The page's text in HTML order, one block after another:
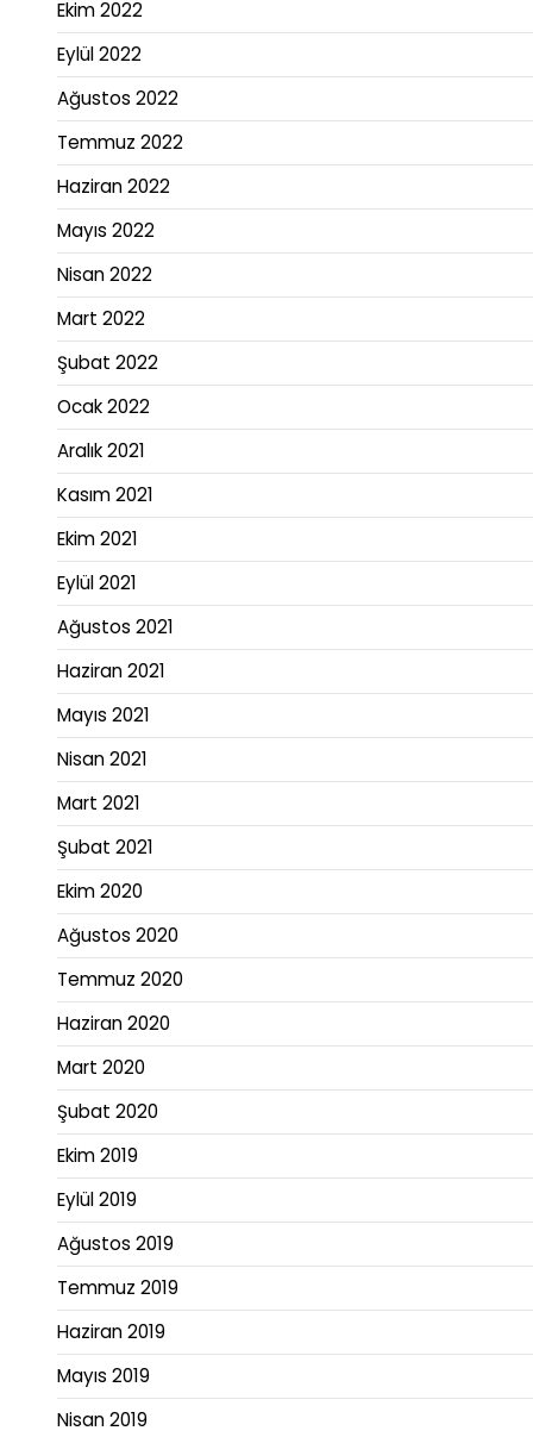
Ekim 2022
Eylül 2022
Ağustos 2022
Temmuz 2022
Haziran 2022
Mayıs 2022
Nisan 2022
Mart 2022
Şubat 2022
Ocak 2022
Aralık 2021
Kasım 2021
Ekim 2021
Eylül 2021
Ağustos 2021
Haziran 2021
Mayıs 2021
Nisan 2021
Mart 2021
Şubat 2021
Ekim 2020
Ağustos 2020
Temmuz 2020
Haziran 2020
Mart 2020
Şubat 2020
Ekim 2019
Eylül 2019
Ağustos 2019
Temmuz 2019
Haziran 2019
Mayıs 2019
Nisan 2019